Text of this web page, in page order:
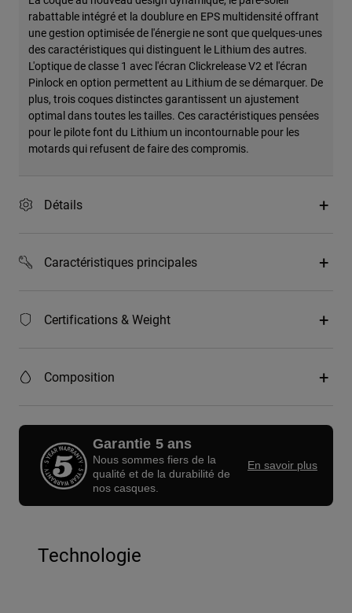
rabattable intégré et la doublure en EPS multidensité offrant
une gestion optimisée de l'énergie ne sont que quelques-unes
des caractéristiques qui distinguent le Lithium des autres.
L'optique de classe 1 avec l'écran Clickrelease V2 et l'écran
Pinlock en option permettent au Lithium de se démarquer. De
plus, trois coques distinctes garantissent un ajustement
optimal dans toutes les tailles. Ces caractéristiques pensées
pour le pilote font du Lithium un incontournable pour les
motards qui refusent de faire des compromis.
Détails
Caractéristiques principales
Certifications & Weight
Composition
Garantie 5 ans
Nous sommes fiers de la
qualité et de la durabilité de
nos casques.
En savoir plus
Technologie